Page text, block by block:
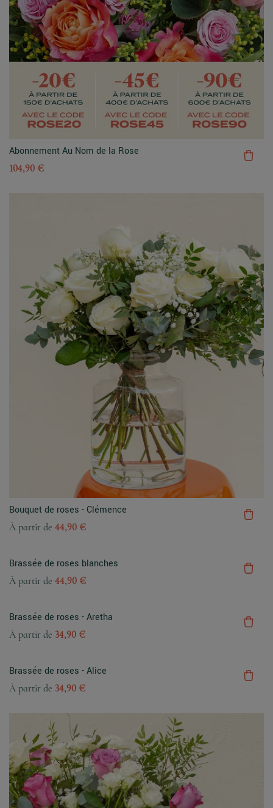
Abonnement Au Nom de la Rose
104,90 €
Bouquet de roses - Clémence
À partir de 44,90 €
Brassée de roses blanches
À partir de 44,90 €
Brassée de roses - Aretha
À partir de 34,90 €
Brassée de roses - Alice
À partir de 34,90 €